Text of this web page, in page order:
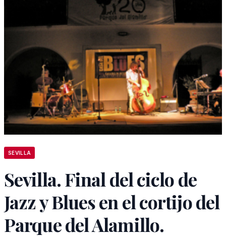
SEVILLA
Sevilla. Final del ciclo de
Jazz y Blues en el cortijo del
Parque del Alamillo.